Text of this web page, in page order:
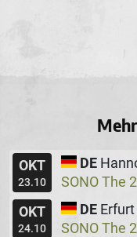
OKT
23.10
DE
SONO The
OKT
24.10
DE Erfurt
SONO The